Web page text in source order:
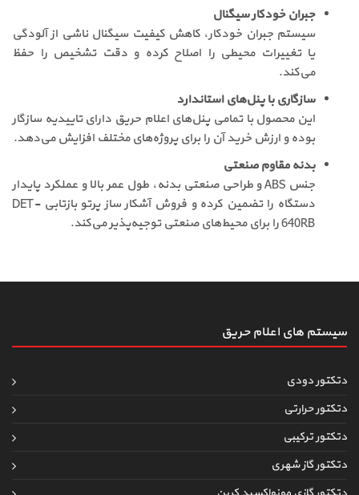
جبران خودکار سیگنال
سیستم جبران خودکار، کاهش کیفیت سیگنال ناشی از آلودگی
یا تغییرات محیطی را اصلاح کرده و دقت تشخیص را حفظ
می‌کند.
سازگاری با پنل‌های استاندارد
این محصول با تمامی پنل‌های اعلام حریق دارای تاییدیه سازگار
بوده و ارزش خرید آن را برای پروژه‌های مختلف افزایش می‌دهد.
بدنه مقاوم صنعتی
جنس ABS و طراحی صنعتی بدنه، طول عمر بالا و عملکرد پایدار
دستگاه را تضمین کرده و فروش آشکار ساز پرتو بازتابی DET-
640RB را برای محیط‌های صنعتی توجیه‌پذیر می‌کند.
سیستم های اعلام حریق
دتکتور دودی
دتکتور حرارتی
دتکتور ترکیبی
دتکتور گاز شهری